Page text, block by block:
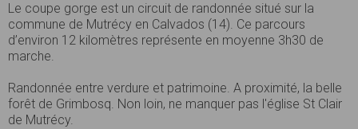
Le coupe gorge est un circuit de randonnée situé sur la
commune de Mutrécy en Calvados (14). Ce parcours
d’environ 12 kilomètres représente en moyenne 3h30 de
marche.
Randonnée entre verdure et patrimoine. A proximité, la belle
forêt de Grimbosq. Non loin, ne manquer pas l'église St Clair
de Mutrécy.